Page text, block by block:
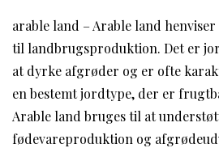
arable land – Arable land
til landbrugsproduktion. Det er
at dyrke afgrøder og er ofte
en bestemt jordtype, der er
Arable land bruges til at
fødevareproduktion og